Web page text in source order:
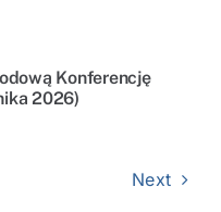
Konferencję
2026)
Next